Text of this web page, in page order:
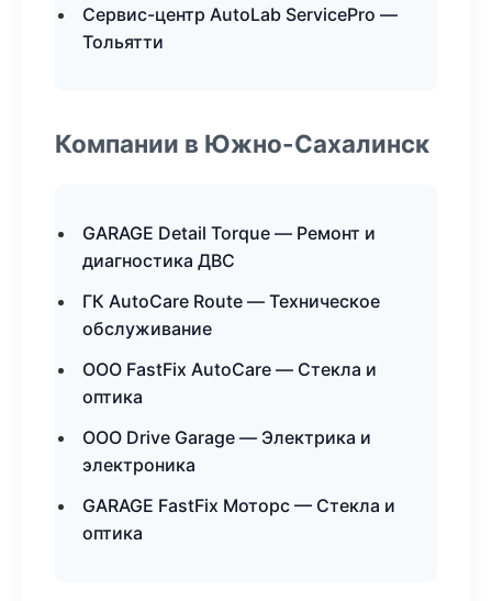
Сервис-центр AutoLab ServicePro —
Тольятти
Компании в Южно-Сахалинск
GARAGE Detail Torque — Ремонт и
диагностика ДВС
ГК AutoCare Route — Техническое
обслуживание
ООО FastFix AutoCare — Стекла и
оптика
ООО Drive Garage — Электрика и
электроника
GARAGE FastFix Моторс — Стекла и
оптика